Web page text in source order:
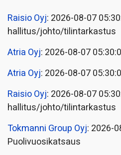
Raisio Oyj: 2026-08-07
hallitus/johto/tilintarkastus
Atria Oyj: 2026-08-07
Atria Oyj: 2026-08-07
Raisio Oyj: 2026-08-07
hallitus/johto/tilintarkastus
Tokmanni Group Oyj: 2026-
Puolivuosikatsaus